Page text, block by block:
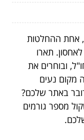
אחת ההחלטות
תארו
ובוחרים את
מקום נעים
באתר שלכם?
מספר גורמים